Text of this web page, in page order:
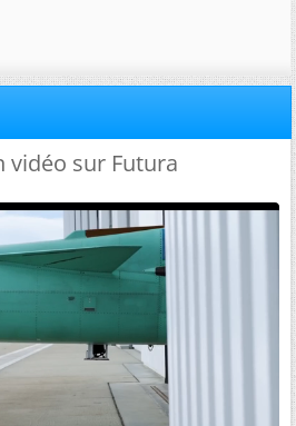
vidéo sur Futura